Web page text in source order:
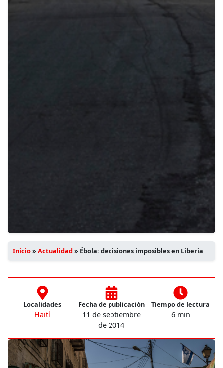
Inicio»Actualidad» Ébola: decisiones imposibles en Liberia
Localidades
Haití
Fecha de publicación
11 de septiembre
de 2014
Tiempo de lectura
6 min